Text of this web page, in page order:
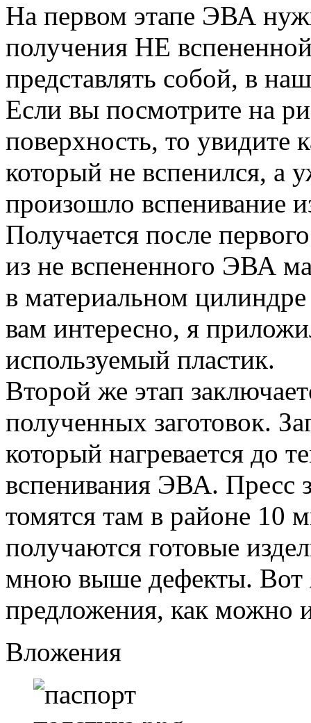
На первом этапе ЭВА
получения НЕ вспененной
представлять собой, в
Если вы посмотрите на
поверхность, то увидите
который не вспенился, а
произошло вспенивание
Получается после
из не вспененного ЭВА
в материальном
вам интересно, я
используемый пластик.
Второй же этап
полученных заготовок.
который нагревается до
вспенивания ЭВА. Пресс
томятся там в районе 10
получаются готовые
мною выше дефекты. Вот
предложения, как можно
Вложения